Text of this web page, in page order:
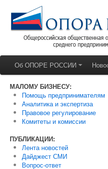
Об ОПОРЕ РОССИИ
МАЛОМУ БИЗНЕСУ:
Помощь предпринимателям
Аналитика и экспертиза
Правовое регулирование
Комитеты и комиссии
ПУБЛИКАЦИИ:
Лента новостей
Дайджест СМИ
Вопрос-ответ